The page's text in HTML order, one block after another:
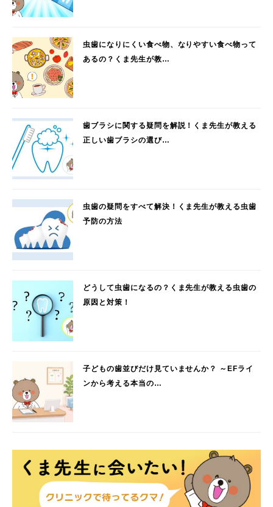
虫歯になりにくい食べ物、なりやすい食べ物って
あるの？くま先生が教…
歯ブラシに関する疑問を解説！くま先生が教える
正しい歯ブラシの選び…
虫歯の疑問をすべて解決！くま先生が教える虫歯
予防の方法
どうして虫歯になるの？くま先生が教える虫歯の
原因と対策！
子どもの歯並びだけ見ていませんか？ ～EFライ
ンから考える本当の…